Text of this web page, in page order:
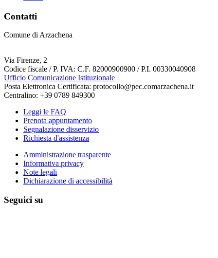
Contatti
Comune di Arzachena
Via Firenze, 2
Codice fiscale / P. IVA: C.F. 82000900900 / P.I. 00330040908
Ufficio Comunicazione Istituzionale
Posta Elettronica Certificata: protocollo@pec.comarzachena.it
Centralino: +39 0789 849300
Leggi le FAQ
Prenota appuntamento
Segnalazione disservizio
Richiesta d'assistenza
Amministrazione trasparente
Informativa privacy
Note legali
Dichiarazione di accessibilità
Seguici su